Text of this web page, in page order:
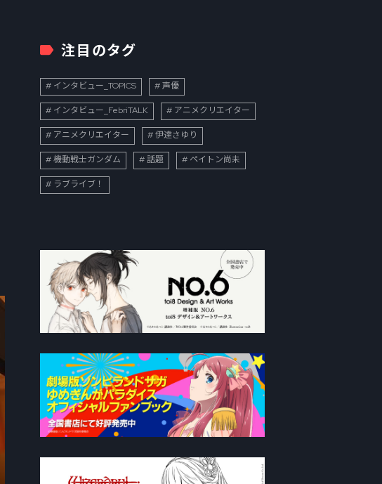
注目のタグ
インタビュー_TOPICS 声優
インタビュー_FebriTALK アニメクリエイター
アニメクリエイター 伊達さゆり
機動戦士ガンダム 話題 ペイトン尚未
ラブライブ！